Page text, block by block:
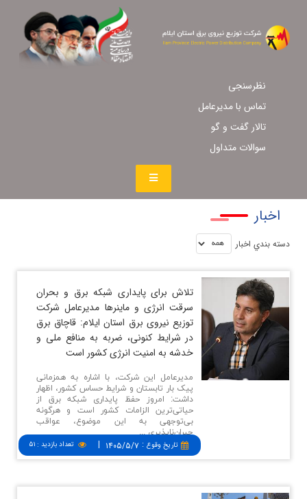
نظرسنجی
تماس با مدیرعامل
تالار گفت و گو
سوالات متداول
اخبار
دسته بندي اخبار
تلاش برای پایداری شبكه برق و بحران
سرقت انرژی و ماینرها مدیرعامل شركت
توزیع نیروی برق استان ایلام: قاچاق برق
در شرایط كنونی، ضربه به منافع ملی و
خدشه به امنیت انرژی كشور است
تاريخ وقوع: ۱۴۰۵/۵/۷ | تعداد بازدید: ۵۱
مدیرعامل این شرکت، با اشاره به همزمانی
پیک بار تابستان و شرایط حساس کشور، اظهار
داشت: امروز حفظ پایداری شبکه برق از
حیاتی‌ترین الزامات کشور است و هرگونه
بی‌توجهی به این موضوع، عواقب
جبران‌ناپذیری ...